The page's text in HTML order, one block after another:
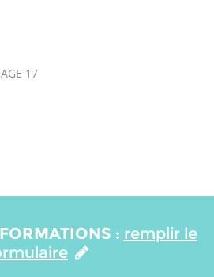
17
: remplir le